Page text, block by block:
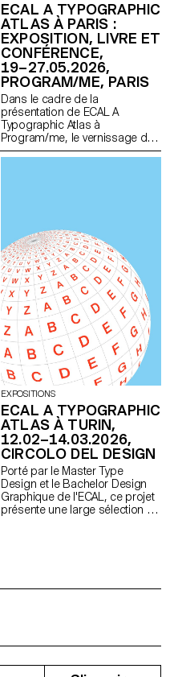
ECAL A TYPOGRAPHIC
ATLAS À PARIS :
EXPOSITION, LIVRE ET
CONFÉRENCE,
19–27.05.2026,
PROGRAM/ME, PARIS
Dans le cadre de la
présentation de ECAL A
Typographic Atlas à
Program/me, le vernissage du
livre de l'exposition, ainsi qu'une
EXPOSITIONS
ECAL A TYPOGRAPHIC
ATLAS À TURIN,
12.02–14.03.2026,
CIRCOLO DEL DESIGN
Porté par le Master Type
Design et le Bachelor Design
Graphique de l'ECAL, ce projet
présente une large sélection de